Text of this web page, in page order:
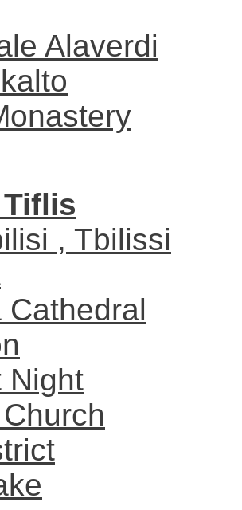
Alaverdi
, Tbilissi
Cathedral
Night